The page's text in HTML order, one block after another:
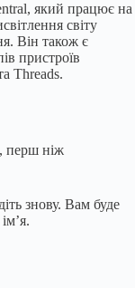
який працює на
світу
Він також є
пристроїв
Threads.
перш ніж
знову. Вам буде